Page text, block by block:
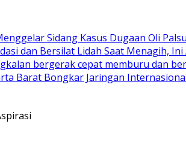
Sidang Kasus Dugaan Oli
dan Bersilat Lidah Saat Menagih,
bergerak cepat memburu dan
Barat Bongkar Jaringan